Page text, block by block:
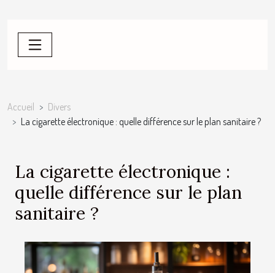
Accueil
Divers
La cigarette électronique : quelle différence sur le plan sanitaire ?
La cigarette électronique :
quelle différence sur le plan
sanitaire ?